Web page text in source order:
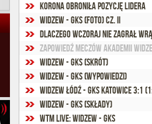
Korona obroniła pozycję lidera
Widzew - GKS (foto) cz. II
Dlaczego wczoraj nie zagrał
Zapowiedź meczów Akademii
Widzew - GKS (skrót)
Widzew - GKS (wypowiedzi)
Widzew Łódź - GKS Katowice 3:1
Widzew - GKS (składy)
WTM Live: Widzew - GKS